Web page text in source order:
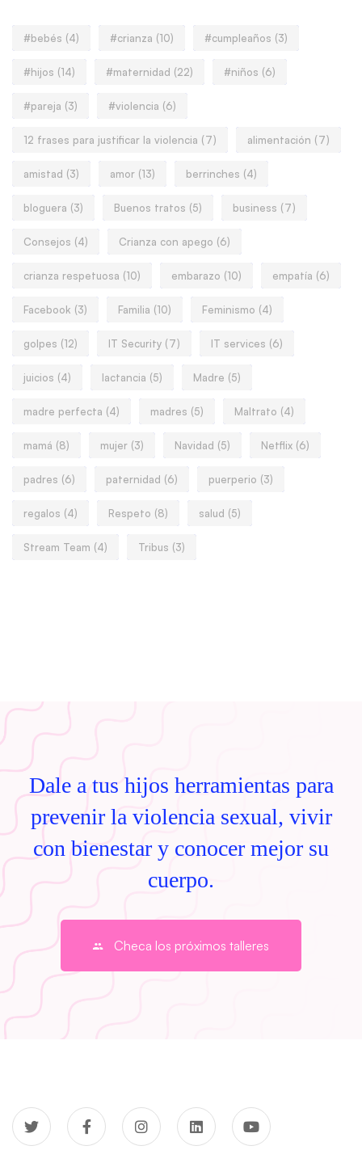
#bebés (4) #crianza (10) #cumpleaños (3)
#hijos (14) #maternidad (22) #niños (6)
#pareja (3) #violencia (6)
12 frases para justificar la violencia (7) alimentación (7)
amistad (3) amor (13) berrinches (4)
bloguera (3) Buenos tratos (5) business (7)
Consejos (4) Crianza con apego (6)
crianza respetuosa (10) embarazo (10) empatía (6)
Facebook (3) Familia (10) Feminismo (4)
golpes (12) IT Security (7) IT services (6)
juicios (4) lactancia (5) Madre (5)
madre perfecta (4) madres (5) Maltrato (4)
mamá (8) mujer (3) Navidad (5) Netflix (6)
padres (6) paternidad (6) puerperio (3)
regalos (4) Respeto (8) salud (5)
Stream Team (4) Tribus (3)
Dale a tus hijos herramientas para
prevenir la violencia sexual, vivir
con bienestar y conocer mejor su
cuerpo.
Checa los próximos talleres